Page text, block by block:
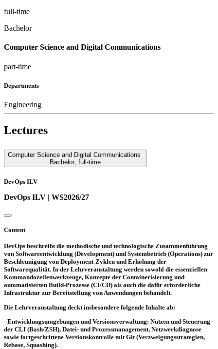
full-time
Bachelor
Computer Science and Digital Communications
part-time
Departments
Engineering
Lectures
Computer Science and Digital Communications
Bachelor, full-time
DevOps ILV
DevOps ILV | WS2026/27
Content
DevOps beschreibt die methodische und technologische Zusammenführung
von Softwareentwicklung (Development) und Systembetrieb (Operations) zur
Beschleunigung von Deployment-Zyklen und Erhöhung der
Softwarequalität. In der Lehrveranstaltung werden sowohl die essenziellen
Kommandozeilenwerkzeuge, Konzepte der Containerisierung und
automatisierten Build-Prozesse (CI/CD) als auch die dafür erforderliche
Infrastruktur zur Bereitstellung von Anwendungen behandelt.
Die Lehrveranstaltung deckt insbesondere folgende Inhalte ab:
- Entwicklungsumgebungen und Versionsverwaltung: Nutzen und Steuerung
der CLI (Bash/ZSH), Datei- und Prozessmanagement, Netzwerkdiagnose
sowie fortgeschrittene Versionskontrolle mit Git (Verzweigungsstrategien,
Rebase, Squashing).